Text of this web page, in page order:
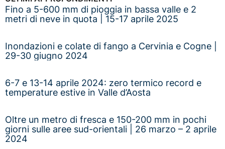
Fino a 5-600 mm di pioggia in bassa valle e 2
metri di neve in quota | 15-17 aprile 2025
Inondazioni e colate di fango a Cervinia e Cogne |
29-30 giugno 2024
6-7 e 13-14 aprile 2024: zero termico record e
temperature estive in Valle d’Aosta
Oltre un metro di fresca e 150-200 mm in pochi
giorni sulle aree sud-orientali | 26 marzo – 2 aprile
2024